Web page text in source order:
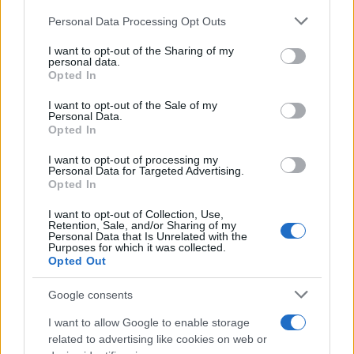
Please note that this website/app uses one or more Google
not limited to your visit or usage behaviour. You may click to
grant or deny consent to Google and its third-party tags to
use your data for below specified purposes in below Google
consent section.
Personal Data Processing Opt Outs
I want to opt-out of the Sharing of my
personal data.
Opted In
I want to opt-out of the Sale of my
Personal Data.
Opted In
I want to opt-out of processing my
Personal Data for Targeted Advertising.
Opted In
I want to opt-out of Collection, Use,
Retention, Sale, and/or Sharing of my
Personal Data that Is Unrelated with the
Purposes for which it was collected.
Opted Out
Google consents
I want to allow Google to enable storage
related to advertising like cookies on web or
Η ορατότητα τις πρωινές ώρες θα είναι τοπικά
ομίχλες.
Οι άνεμοι θα πνέουν από δυτικές διευθύνσεις 3
με 5, τοπικά 6 και στα νότια 7, πρόσκαιρα 8
Η θερμοκρασία θα σημειώσει μικρή περαιτέρω
άνοδο και θα φτάσει κατά τόπους στα ανατολικά
ηπειρωτικά τους 32 με 33 βαθμούς Κελσίου.
Ο καιρός την Πέμπτη 13 Μαΐου
Σχεδόν αίθριος καιρός σε όλη τη χώρα με